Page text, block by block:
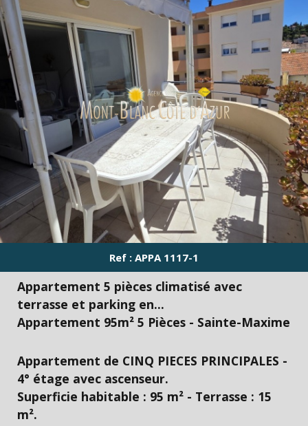
5KM 10KM 25KM
Recherche
+ de critères +
Ref : APPA 1117-1
Appartement 5 pièces climatisé avec
terrasse et parking en...
Appartement 95m² 5 Pièces - Sainte-Maxime
Appartement de CINQ PIECES PRINCIPALES -
4° étage avec ascenseur.
Superficie habitable : 95 m² - Terrasse : 15
m².